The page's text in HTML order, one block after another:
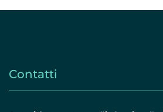
Contatti